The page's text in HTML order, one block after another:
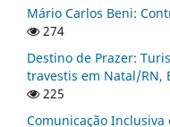
Mário Carlos Beni:
274
Destino de Prazer:
travestis em Natal/RN,
225
Comunicação